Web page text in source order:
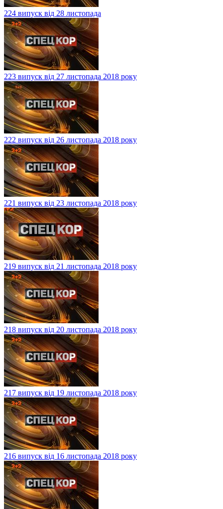
224 випуск від 28 листопада
223 випуск від 27 листопада 2018 року
222 випуск від 26 листопада 2018 року
221 випуск від 23 листопада 2018 року
219 випуск від 21 листопада 2018 року
218 випуск від 20 листопада 2018 року
217 випуск від 19 листопада 2018 року
216 випуск від 16 листопада 2018 року